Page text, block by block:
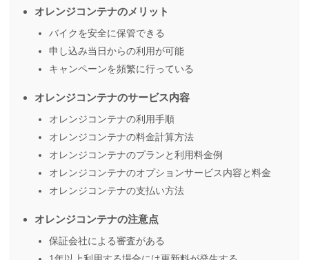
オレンジコンテナのメリット
バイクを安全に保管できる
申し込み当日からの利用が可能
キャンペーンを頻繁に行っている
オレンジコンテナのサービス内容
オレンジコンテナの利用手順
オレンジコンテナの料金計算方法
オレンジコンテナのプランと利用料金例
オレンジコンテナのオプションサービス内容と料金
オレンジコンテナの支払い方法
オレンジコンテナの注意点
保証会社による審査がある